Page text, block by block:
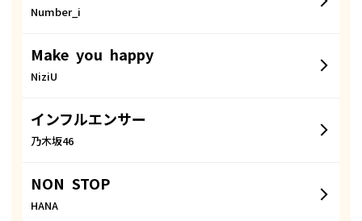
Number_i
Make you happy
NiziU
インフルエンサー
乃木坂46
NON STOP
HANA